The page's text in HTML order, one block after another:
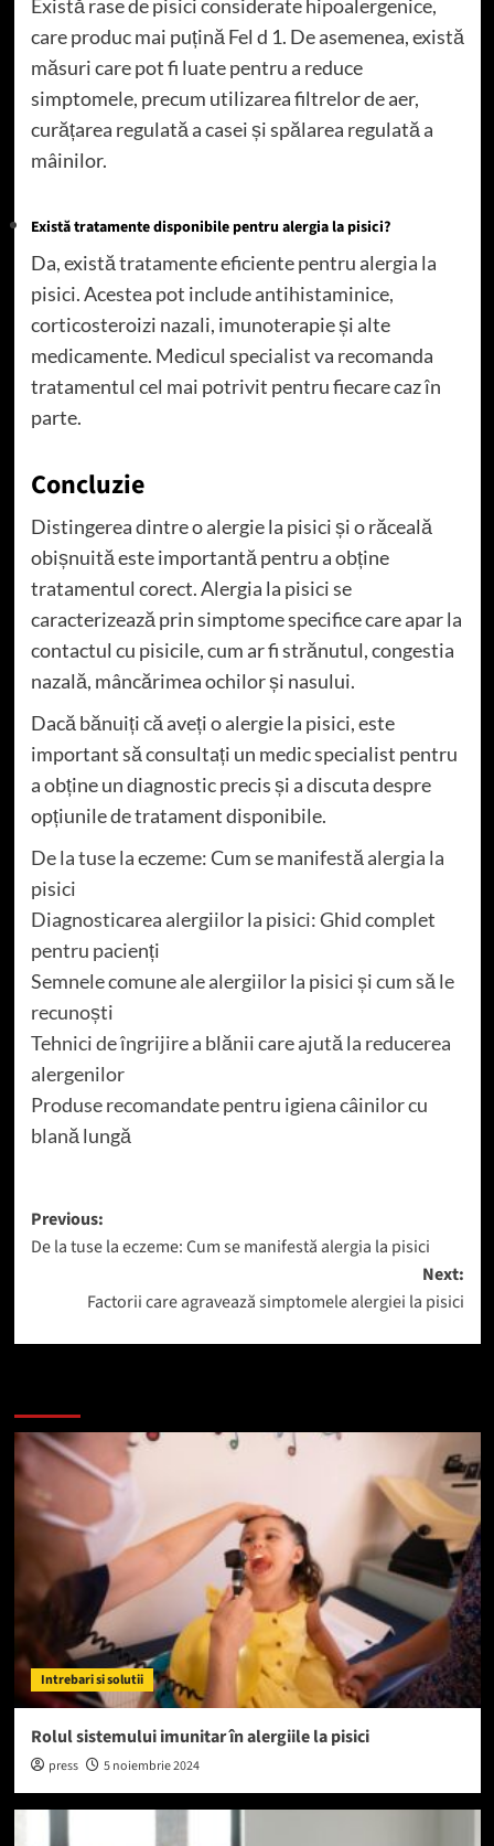
Există rase de pisici considerate hipoalergenice,
care produc mai puțină Fel d 1. De asemenea, există
măsuri care pot fi luate pentru a reduce
simptomele, precum utilizarea filtrelor de aer,
curățarea regulată a casei și spălarea regulată a
mâinilor.
Există tratamente disponibile pentru alergia la pisici?
Da, există tratamente eficiente pentru alergia la
pisici. Acestea pot include antihistaminice,
corticosteroizi nazali, imunoterapie și alte
medicamente. Medicul specialist va recomanda
tratamentul cel mai potrivit pentru fiecare caz în
parte.
Concluzie
Distingerea dintre o alergie la pisici și o răceală
obișnuită este importantă pentru a obține
tratamentul corect. Alergia la pisici se
caracterizează prin simptome specifice care apar la
contactul cu pisicile, cum ar fi strănutul, congestia
nazală, mâncărimea ochilor și nasului.
Dacă bănuiți că aveți o alergie la pisici, este
important să consultați un medic specialist pentru
a obține un diagnostic precis și a discuta despre
opțiunile de tratament disponibile.
De la tuse la eczeme: Cum se manifestă alergia la
pisici
Diagnosticarea alergiilor la pisici: Ghid complet
pentru pacienți
Semnele comune ale alergiilor la pisici și cum să le
recunoști
Tehnici de îngrijire a blănii care ajută la reducerea
alergenilor
Produse recomandate pentru igiena câinilor cu
blană lungă
Post
navigation
Previous:
De la tuse la eczeme: Cum se manifestă alergia la pisici
Next:
Factorii care agravează simptomele alergiei la pisici
Intrebari si solutii
Rolul sistemului imunitar în alergiile la pisici
press 5 noiembrie 2024